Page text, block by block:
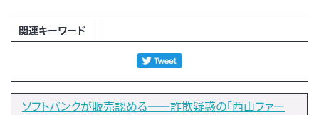
関連キーワード
ソフトバンクが販売認める――詐欺疑惑の「西山ファー